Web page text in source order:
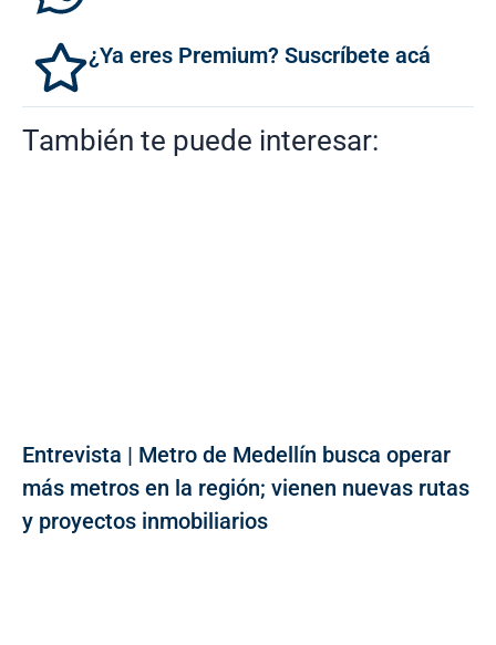
¿Ya eres Premium? Suscríbete acá
También te puede interesar:
Entrevista | Metro de Medellín busca operar
más metros en la región; vienen nuevas rutas
y proyectos inmobiliarios